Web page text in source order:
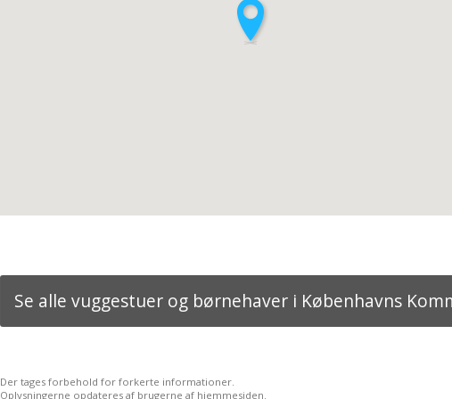
Se alle vuggestuer og børnehaver i Københavns
Der tages forbehold for forkerte informationer.
Oplysningerne opdateres af brugerne af hjemmesiden.